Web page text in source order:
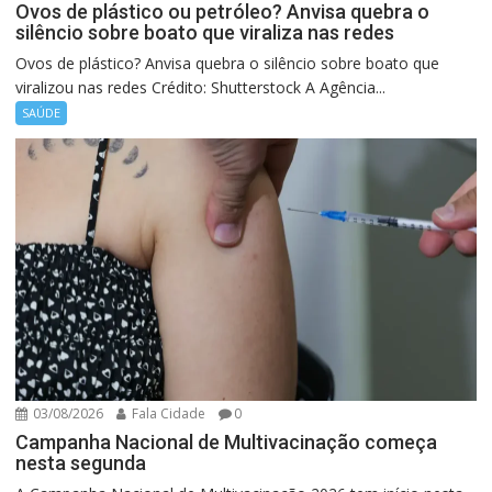
Ovos de plástico ou petróleo? Anvisa quebra o
silêncio sobre boato que viraliza nas redes
Ovos de plástico? Anvisa quebra o silêncio sobre boato que
viralizou nas redes Crédito: Shutterstock A Agência...
SAÚDE
03/08/2026 Fala Cidade 0
Campanha Nacional de Multivacinação começa
nesta segunda